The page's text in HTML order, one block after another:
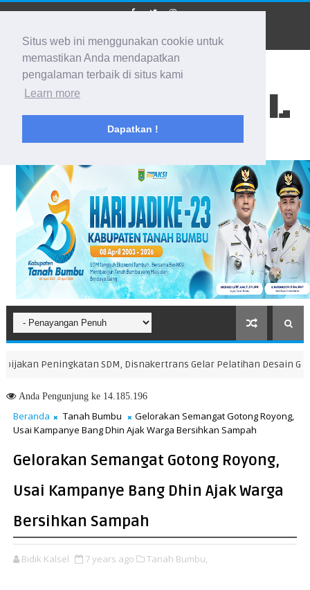
Situs web ini menggunakan cookie untuk
memastikan Anda mendapatkan
pengalaman terbaik di situs kami
Learn more
Dapatkan !
BIDIK KALSEL
Membidik Ke Segala Arah
Peningkatan SDM, Disnakertrans Gelar Pelatihan Desain Grafis
AndaPengunjung ke 14.185.196
Beranda Tanah Bumbu
Gelorakan Semangat Gotong Royong,
Usai Kampanye Bang Dhin Ajak Warga Bersihkan Sampah
Gelorakan Semangat Gotong Royong,
Usai Kampanye Bang Dhin Ajak Warga
Bersihkan Sampah
Bidik Kalsel 7 years ago Tanah Bumbu,